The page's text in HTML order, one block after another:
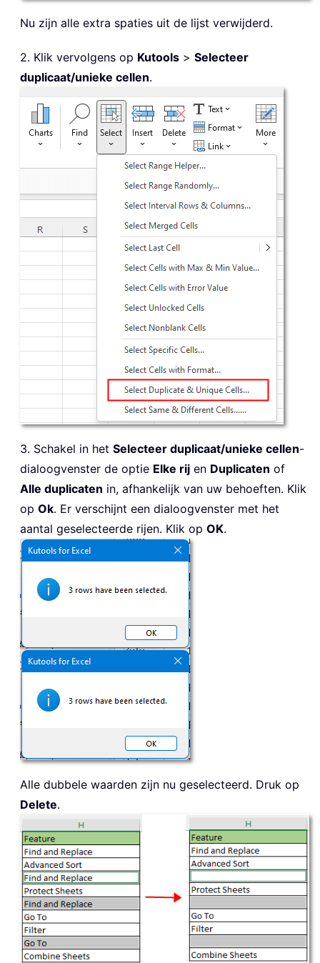
Nu zijn alle extra spaties uit de lijst verwijderd.
2. Klik vervolgens op Kutools > Selecteer
duplicaat/unieke cellen.
3. Schakel in het Selecteer duplicaat/unieke cellen-
dialoogvenster de optie Elke rij en Duplicaten of
Alle duplicaten in, afhankelijk van uw behoeften. Klik
op Ok. Er verschijnt een dialoogvenster met het
aantal geselecteerde rijen. Klik op OK.
Alle dubbele waarden zijn nu geselecteerd. Druk op
Delete.